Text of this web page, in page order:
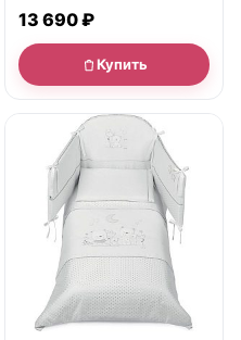
13 690 ₽
Купить
● в наличии